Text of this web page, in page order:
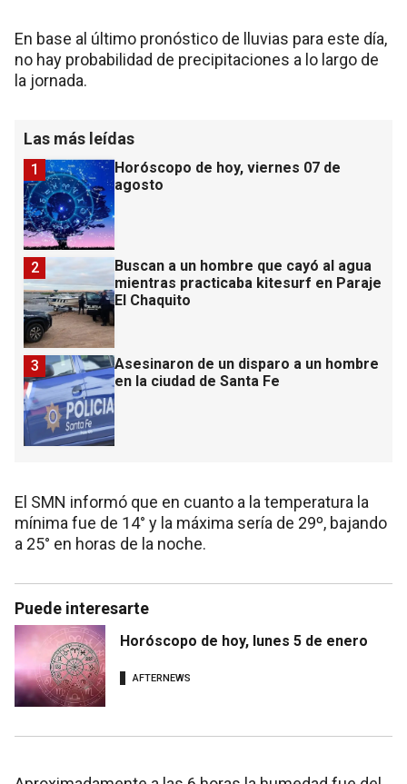
En base al último pronóstico de lluvias para este día,
no hay probabilidad de precipitaciones a lo largo de
la jornada.
Las más leídas
Horóscopo de hoy, viernes 07 de
agosto
1
Buscan a un hombre que cayó al agua
mientras practicaba kitesurf en Paraje
El Chaquito
2
Asesinaron de un disparo a un hombre
en la ciudad de Santa Fe
3
El SMN informó que en cuanto a la temperatura la
mínima fue de 14° y la máxima sería de 29º, bajando
a 25° en horas de la noche.
Puede interesarte
Horóscopo de hoy, lunes 5 de enero
AFTERNEWS